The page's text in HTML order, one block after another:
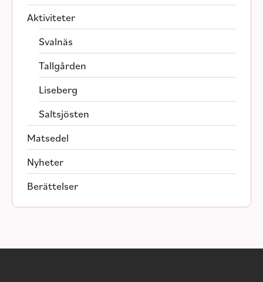
Aktiviteter
Svalnäs
Tallgården
Liseberg
Saltsjösten
Matsedel
Nyheter
Berättelser